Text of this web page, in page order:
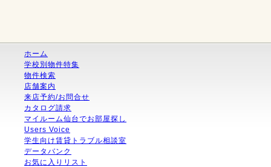
ホーム
学校別物件特集
物件検索
店舗案内
来店予約/お問合せ
カタログ請求
マイルーム仙台でお部屋探し
Users Voice
学生向け賃貸トラブル相談室
データバンク
お気に入りリスト